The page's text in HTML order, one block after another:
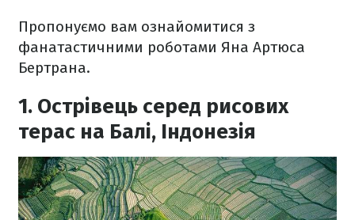
Пропонуємо вам ознайомитися з
фанатастичними роботами Яна Артюса
Бертрана.
1. Острівець серед рисових
терас на Балі, Індонезія